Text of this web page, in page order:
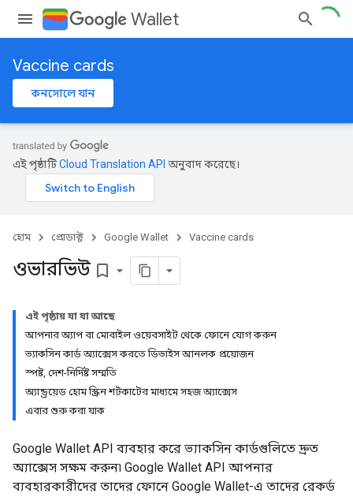
Wallet
Vaccine cards
কনসোলে যান
এই পৃষ্ঠাটিCloud Translation API অনুবাদ করেছে।
হোম প্রোডাক্ট Google Wallet Vaccine cards
ওভারভিউ bookmark_border
এই পৃষ্ঠায় যা যা আছে
আপনার অ্যাপ বা মোবাইল ওয়েবসাইট থেকে ফোনে যোগ করুন
ভ্যাকসিন কার্ড অ্যাক্সেস করতে ডিভাইস আনলক প্রয়োজন
স্পষ্ট, দেশ-নির্দিষ্ট সম্মতি
অ্যান্ড্রয়েড হোম স্ক্রিন শর্টকাটের মাধ্যমে সহজ অ্যাক্সেস
এবার শুরু করা যাক
Google Wallet API ব্যবহার করে ভ্যাকসিন কার্ডগুলিতে দ্রুত
অ্যাক্সেস সক্ষম করুন৷ Google Wallet API আপনার
ব্যবহারকারীদের তাদের ফোনে Google Wallet-এ তাদের রেকর্ড